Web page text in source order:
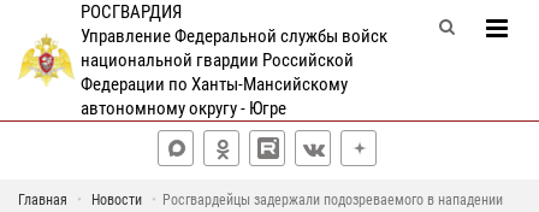
РОСГВАРДИЯ
Управление Федеральной службы войск
национальной гвардии Российской
Федерации по Ханты-Мансийскому
автономному округу - Югре
Главная Новости
Росгвардейцы задержали подозреваемого в нападении